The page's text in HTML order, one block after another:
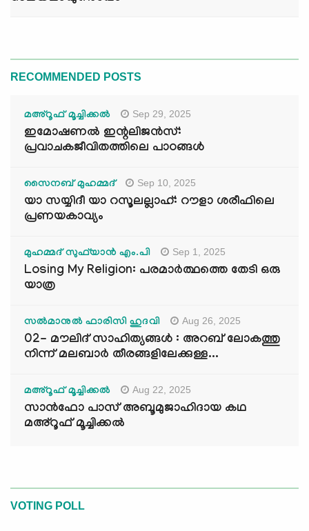
RECOMMENDED POSTS
മഅ്റൂഫ് മൂച്ചിക്കല്‍ Sep 29, 2025
ഇമോഷണൽ ഇന്റലിജൻസ്:
പ്രവാചകജീവിതത്തിലെ പാഠങ്ങൾ
സൈനബ് മുഹമ്മദ് Sep 10, 2025
യാ സയ്യിദീ യാ റസൂലല്ലാഹ്: റൗളാ ശരീഫിലെ
പ്രണയകാവ്യം
മുഹമ്മദ് സുഫ്‌യാൻ എം.പി Sep 1, 2025
Losing My Religion: പരമാർത്ഥത്തെ തേടി ഒരു
യാത്ര
സൽമാനുൽ ഫാരിസി ഹുദവി Aug 26, 2025
02- മൗലിദ് സാഹിത്യങ്ങൾ : അറബ് ലോകത്തു
നിന്ന് മലബാർ തീരങ്ങളിലേക്കുള്ള...
മഅ്റൂഫ് മൂച്ചിക്കല്‍ Aug 22, 2025
സാൻഫോ പാസ് അബൂമുജാഹിദായ കഥ
മഅ്റൂഫ് മൂച്ചിക്കല്‍
VOTING POLL